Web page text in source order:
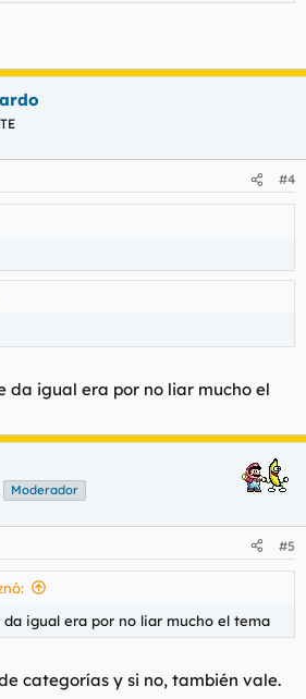
#4
da igual era por no liar mucho el
Moderador
#5
igual era por no liar mucho el tema
categorías y si no, también vale.